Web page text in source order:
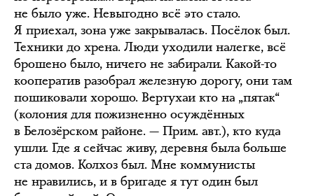
не было уже. Невыгодно всё это стало.
Я приехал, зона уже закрывалась. Посёлок был.
Техники до хрена. Люди уходили налегке, всё
брошено было, ничего не забирали. Какой-то
кооператив разобрал железную дорогу, они там
пошиковали хорошо. Вертухаи кто на „пятак“
(колония для пожизненно осуждённых
в Белозёрском районе. — Прим. авт.), кто куда
ушли. Где я сейчас живу, деревня была больше
ста домов. Колхоз был. Мне коммунисты
не нравились, и в бригаде я тут один был